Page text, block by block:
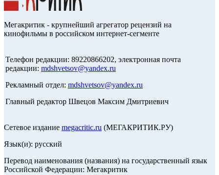
Мегакритик - крупнейший агрегатор рецензий на
кинофильмы в российском интернет-сегменте
Телефон редакции: 89220866202, электронная почта
редакции: mdshvetsov@yandex.ru
Рекламный отдел: mdshvetsov@yandex.ru
Главный редактор Швецов Максим Дмитриевич
Сетевое издание megacritic.ru (МЕГАКРИТИК.РУ)
Язык(и): русский
Перевод наименования (названия) на государственный язык
Российской Федерации: Мегакритик